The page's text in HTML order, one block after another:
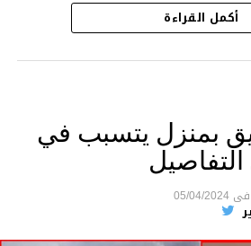
مركز الأمن الوطني بحي
من محاصرة المشتبه به
على التحقيق في خصوص
أكمل القراءة
بمنزل يتسبب في
فى 05/04/2024